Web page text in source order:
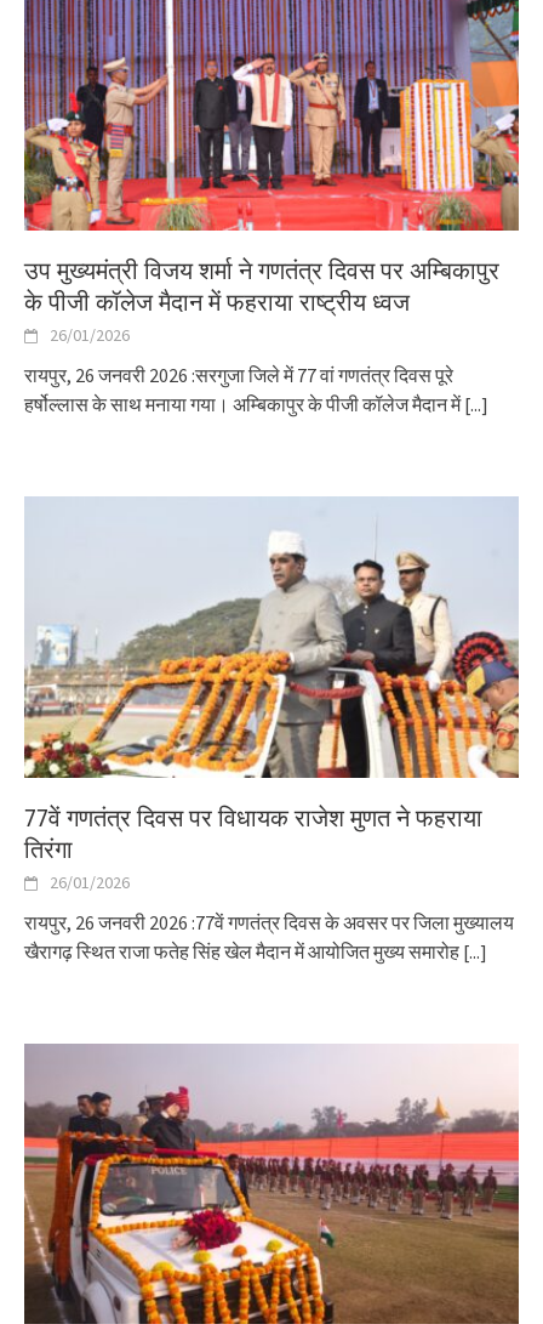
उप मुख्यमंत्री विजय शर्मा ने गणतंत्र दिवस पर अम्बिकापुर
के पीजी कॉलेज मैदान में फहराया राष्ट्रीय ध्वज
26/01/2026
रायपुर, 26 जनवरी 2026 :सरगुजा जिले में 77 वां गणतंत्र दिवस पूरे
हर्षोल्लास के साथ मनाया गया। अम्बिकापुर के पीजी कॉलेज मैदान में[...]
77वें गणतंत्र दिवस पर विधायक राजेश मुणत ने फहराया
तिरंगा
26/01/2026
रायपुर, 26 जनवरी 2026 :77वें गणतंत्र दिवस के अवसर पर जिला मुख्यालय
खैरागढ़ स्थित राजा फतेह सिंह खेल मैदान में आयोजित मुख्य समारोह [...]